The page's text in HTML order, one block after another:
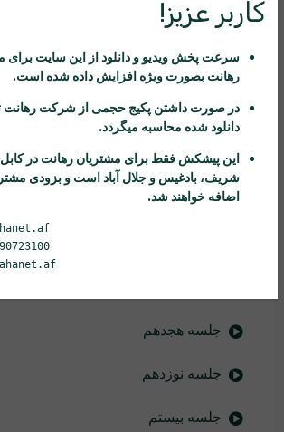
جلسه دوازدهم
جلسه صفر
جلسه سیزدهم
جلسه چهاردهم
جلسه پانزدهم
جلسه هجدهم
جلسه نوزدهم
جلسه بیستم
کاربر عزیز!
سرعت پخش ویدیو و دانلود از این سایت
رهانت بصورت ویژه افزایش داده شده است.
در صورت داشتن پکیج حجمی از شرکت رهانت
دانلود شده محاسبه میگردد.
این پیشکش فقط برای مشتریان رهانت در
شریف، بادغیس و جلال آباد است و بزودی
اضافه خواهند شد.